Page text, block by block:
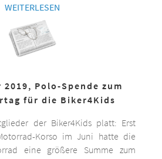
WEITERLESEN
Polo-Spende zum
für die Biker4Kids
der Biker4Kids platt: Erst
Korso im Juni hatte die
eine größere Summe zum